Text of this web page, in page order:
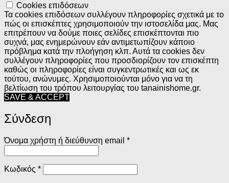
Cookies επιδόσεων
Τα cookies επιδόσεων συλλέγουν πληροφορίες σχετικά με το
πώς οι επισκέπτες χρησιμοποιούν την ιστοσελίδα μας. Μας
επιτρέπουν να δούμε ποιες σελίδες επισκέπτονται πιο
συχνά, μας ενημερώνουν εάν αντιμετωπίζουν κάποιο
πρόβλημα κατά την πλοήγηση κλπ. Αυτά τα cookies δεν
συλλέγουν πληροφορίες που προσδιορίζουν τον επισκέπτη
καθώς οι πληροφορίες είναι συγκεντρωτικές και ως εκ
τούτου, ανώνυμες. Χρησιμοποιούνται μόνο για να τη
βελτίωση του τρόπου λειτουργίας του tanainishome.gr.
SAVE & ACCEPT
Σύνδεση
Όνομα χρήστη ή διεύθυνση email *Απαιτείται
Κωδικός *Απαιτείται